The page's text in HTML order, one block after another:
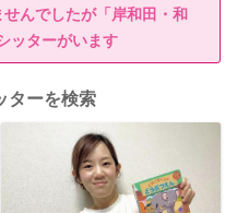
んでしたが「岸和田・和
ッターがいます
ターを検索